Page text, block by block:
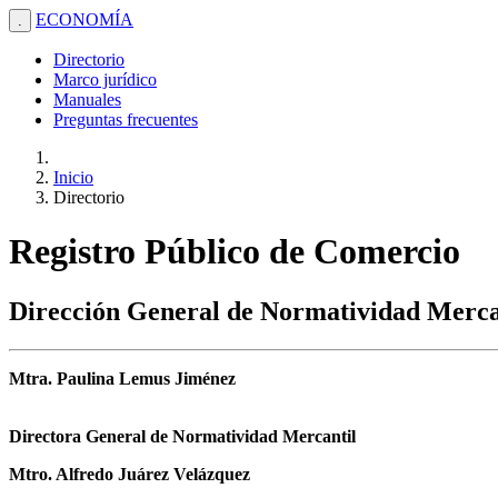
. ECONOMÍA
Directorio
Marco jurídico
Manuales
Preguntas frecuentes
Inicio
Directorio
Registro Público de Comercio
Dirección General de Normatividad
Mtra. Paulina Lemus Jiménez
Directora General de Normatividad Mercantil
Mtro. Alfredo Juárez Velázquez